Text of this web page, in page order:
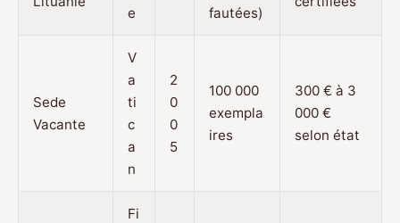
e
fautées)
Sede
Vacante
V
a
ti
c
a
n
2
0
0
5
100 000
exempla
ires
300 € à 3
000 €
selon état
Fi